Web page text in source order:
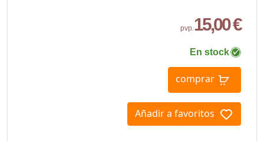
pvp.15,00 €
En stock
comprar
Añadir a favoritos